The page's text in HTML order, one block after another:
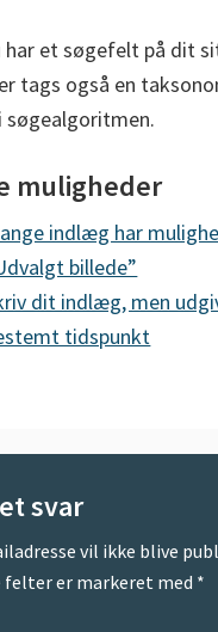
har et søgefelt på dit
tags også en
søgealgoritmen.
muligheder
indlæg har
billede”
dit indlæg, men
tidspunkt
svar
vil ikke blive
felter er markeret med *